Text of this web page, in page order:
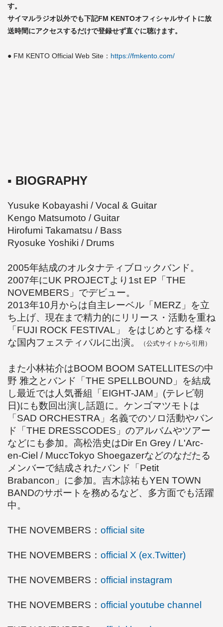
す。
サイマルラジオ以外でも下記FM KENTOオフィシャルサイトに放
送時間にアクセスするだけで登録せず直ぐに聴けます。
● FM KENTO Official Web Site： https://fmkento.com/
▪️ BIOGRAPHY
Yusuke Kobayashi / Vocal & Guitar
Kengo Matsumoto / Guitar
Hirofumi Takamatsu / Bass
Ryosuke Yoshiki / Drums
2005年結成のオルタナティブロックバンド。
2007年にUK PROJECTより1st EP「THE
NOVEMBERS」でデビュー。
2013年10月からは自主レーベル「MERZ」を立
ち上げ、現在まで精力的にリリース・活動を重ね
「FUJI ROCK FESTIVAL」 をはじめとする様々
な国内フェスティバルに出演。
（公式サイトから引用）
また小林祐介はBOOM BOOM SATELLITESの中
野 雅之とバンド「THE SPELLBOUND」を結成
し最近では人気番組「EIGHT-JAM」(テレビ朝
日)にも数回出演し話題に。ケンゴマツモトは
「SAD ORCHESTRA」名義でのソロ活動やバン
ド「THE DRESSCODES」のアルバムやツアー
などにも参加。高松浩史はDir En Grey / L'Arc-
en-Ciel / MuccTokyo Shoegazerなどのなだたる
メンバーで結成されたバンド「Petit
Brabancon」に参加。吉木諒祐もYEN TOWN
BANDのサポートを務めるなど、多方面でも活躍
中。
THE NOVEMBERS： official site
THE NOVEMBERS： official X (ex.Twitter)
THE NOVEMBERS： official instagram
THE NOVEMBERS： official youtube channel